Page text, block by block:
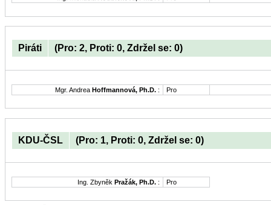
Piráti (Pro: 2, Proti: 0, Zdržel se: 0)
Mgr. Andrea Hoffmannová, Ph.D. : Pro
KDU-ČSL (Pro: 1, Proti: 0, Zdržel se: 0)
Ing. Zbyněk Pražák, Ph.D. : Pro